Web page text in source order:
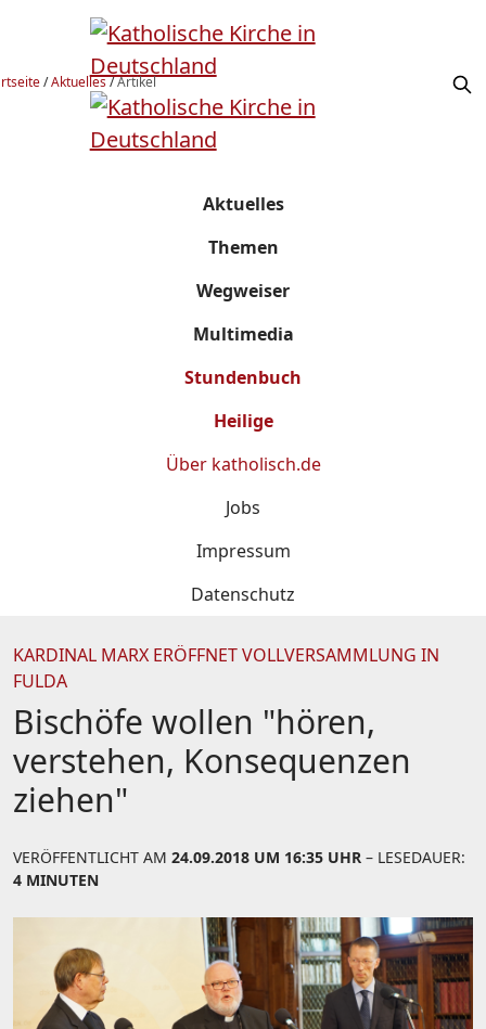
/Aktuelles/Artikel
Aktuelles
Themen
Wegweiser
Multimedia
Stundenbuch
Heilige
Über katholisch.de
Jobs
Impressum
Datenschutz
KARDINAL MARX ERÖFFNET VOLLVERSAMMLUNG IN
FULDA
Bischöfe wollen "hören,
verstehen, Konsequenzen
ziehen"
VERÖFFENTLICHT AM 24.09.2018 UM 16:35 UHR – LESEDAUER:
4 MINUTEN